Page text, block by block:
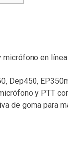
micrófono en línea.
Dep450,
y PTT
de goma para